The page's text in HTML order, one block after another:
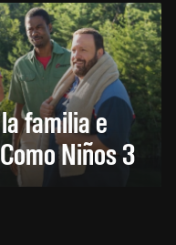
familia e
Niños 3